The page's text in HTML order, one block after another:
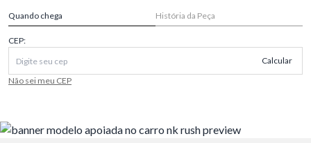
Quando chega História da Peça
CEP:
Calcular
Não sei meu CEP